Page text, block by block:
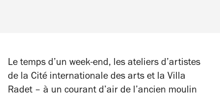
Le temps d’un week-end, les ateliers d’artistes
de la Cité internationale des arts et la Villa
Radet – à un courant d’air de l’ancien moulin